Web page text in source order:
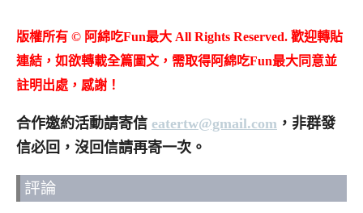
版權所有 © 阿綿吃Fun最大 All Rights Reserved. 歡迎轉貼
連結，如欲轉載全篇圖文，需取得阿綿吃Fun最大同意並
註明出處，感謝！
合作邀約活動請寄信 eatertw@gmail.com ，非群發
信必回，沒回信請再寄一次。
評論